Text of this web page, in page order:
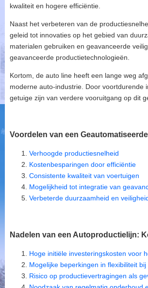
kwaliteit en hogere efficiëntie.
Naast het verbeteren van de
geleid tot innovaties op het gebied van
materialen gebruiken en geavanceerde
geavanceerde productietechnologieën.
Kortom, de auto line heeft een lange weg
moderne auto-industrie. Door voortdurende
getuige zijn van verdere vooruitgang op dit
Voordelen van een
Verhoogde productiesnelheid
Kostenbesparingen door efficiëntie
Consistente kwaliteit van voertuigen
Mogelijkheid tot integratie van
Verbeterde duurzaamheid en
Nadelen van een Autoproductielijn:
Hoge initiële investeringskosten voor
Mogelijke beperkingen in flexibiliteit
Risico op productievertragingen als